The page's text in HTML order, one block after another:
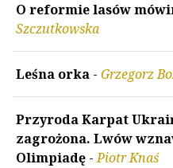
O reformie lasów
Szczutkowska
Leśna orka - Grzegorz
Przyroda Karpat
zagrożona. Lwów
Olimpiadę -Piotr Knaś